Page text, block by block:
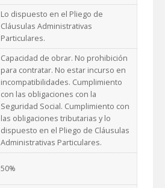
Lo dispuesto en el Pliego de
Cláusulas Administrativas
Particulares.
Capacidad de obrar. No prohibición
para contratar. No estar incurso en
incompatibilidades. Cumplimiento
con las obligaciones con la
Seguridad Social. Cumplimiento con
las obligaciones tributarias y lo
dispuesto en el Pliego de Cláusulas
Administrativas Particulares.
50%